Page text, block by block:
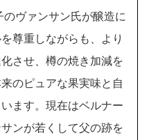
ヴァンサン氏が醸造に
尊重しながらも、より
させ、樽の焼き加減を
のピュアな果実味と自
ます。現在はベルナー
ンが若くして父の跡を